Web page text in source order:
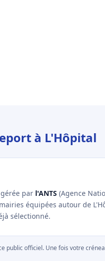
à L'Hôpital
par l'ANTS (Agence
équipées autour de
sélectionné.
public officiel. Une fois votre